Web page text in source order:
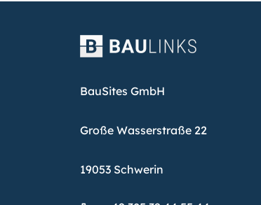
BauSites GmbH
Große Wasserstraße 22
19053 Schwerin